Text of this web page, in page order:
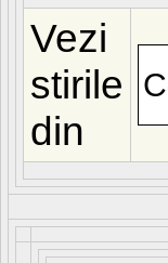
Vezi
stirile
din